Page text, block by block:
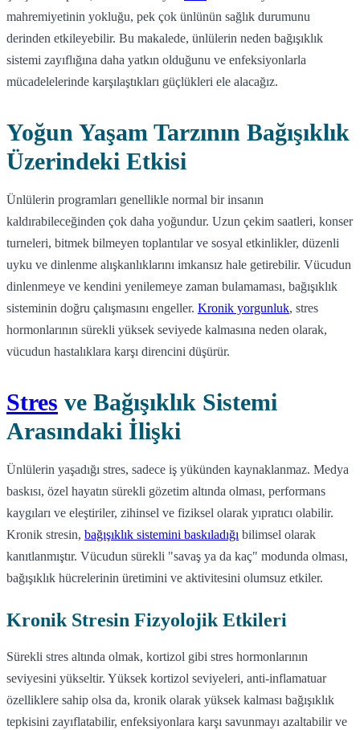
mahremiyetinin yokluğu, pek çok ünlünün sağlık durumunu
derinden etkileyebilir. Bu makalede, ünlülerin neden bağışıklık
sistemi zayıflığına daha yatkın olduğunu ve enfeksiyonlarla
mücadelelerinde karşılaştıkları güçlükleri ele alacağız.
Yoğun Yaşam Tarzının Bağışıklık
Üzerindeki Etkisi
Ünlülerin programları genellikle normal bir insanın
kaldırabileceğinden çok daha yoğundur. Uzun çekim saatleri, konser
turneleri, bitmek bilmeyen toplantılar ve sosyal etkinlikler, düzenli
uyku ve dinlenme alışkanlıklarını imkansız hale getirebilir. Vücudun
dinlenmeye ve kendini yenilemeye zaman bulamaması, bağışıklık
sisteminin doğru çalışmasını engeller. Kronik yorgunluk, stres
hormonlarının sürekli yüksek seviyede kalmasına neden olarak,
vücudun hastalıklara karşı direncini düşürür.
Stres ve Bağışıklık Sistemi
Arasındaki İlişki
Ünlülerin yaşadığı stres, sadece iş yükünden kaynaklanmaz. Medya
baskısı, özel hayatın sürekli gözetim altında olması, performans
kaygıları ve eleştiriler, zihinsel ve fiziksel olarak yıpratıcı olabilir.
Kronik stresin, bağışıklık sistemini baskıladığı bilimsel olarak
kanıtlanmıştır. Vücudun sürekli "savaş ya da kaç" modunda olması,
bağışıklık hücrelerinin üretimini ve aktivitesini olumsuz etkiler.
Kronik Stresin Fizyolojik Etkileri
Sürekli stres altında olmak, kortizol gibi stres hormonlarının
seviyesini yükseltir. Yüksek kortizol seviyeleri, anti-inflamatuar
özelliklere sahip olsa da, kronik olarak yüksek kalması bağışıklık
tepkisini zayıflatabilir, enfeksiyonlara karşı savunmayı azaltabilir ve